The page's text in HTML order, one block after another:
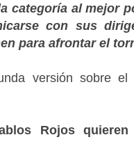
categoría al mejor
con sus
para afrontar el
versión sobre
Rojos